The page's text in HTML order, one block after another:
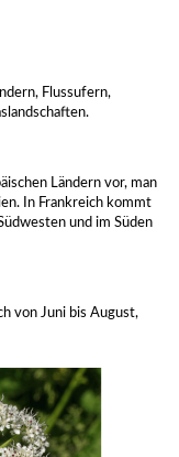
Flussufern,
Ländern vor, man
In Frankreich kommt
und im Süden
von Juni bis August,